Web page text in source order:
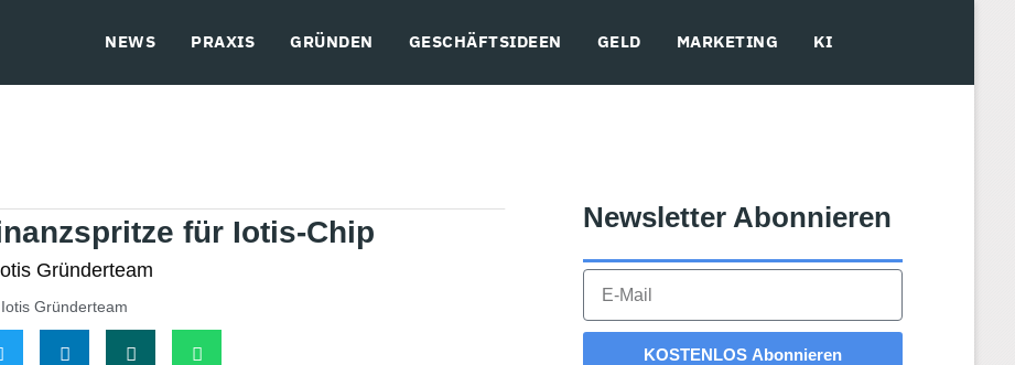
NEWS PRAXIS GRÜNDEN GESCHÄFTSIDEEN GELD MARKETING KI
für Iotis-Chip
Iotis Gründerteam
Newsletter Abonnieren​
KOSTENLOS Abonnieren